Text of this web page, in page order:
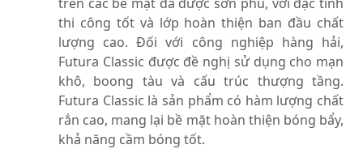
thi công tốt và lớp hoàn thiện ban đầu chất
lượng cao. Đối với công nghiệp hàng hải,
Futura Classic được đề nghị sử dụng cho mạn
khô, boong tàu và cấu trúc thượng tầng.
Futura Classic là sản phẩm có hàm lượng chất
rắn cao, mang lại bề mặt hoàn thiện bóng bẩy,
khả năng cầm bóng tốt.